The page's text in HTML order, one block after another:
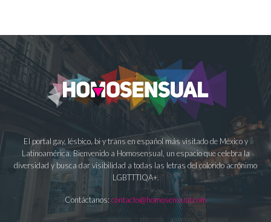
El portal gay, lésbico, bi y trans en español más visitado de México y
Latinoamérica. Bienvenido a Homosensual, un espacio que celebra la
diversidad y busca dar visibilidad a todas las letras del colorido acrónimo
LGBTTTIQA+.
Contáctanos: contacto@homosensual.com